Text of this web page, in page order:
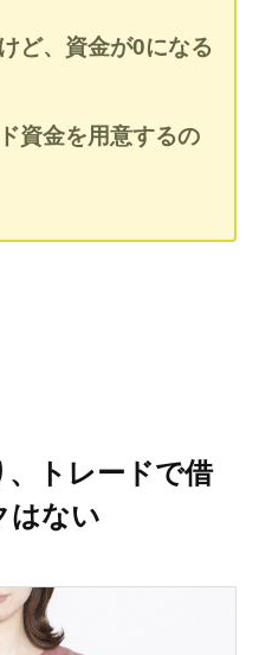
ど、資金が0になる
資金を用意するの
、トレードで借
はない